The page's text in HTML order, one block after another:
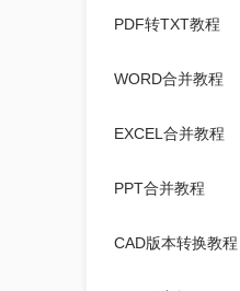
PDF转TXT教程
WORD合并教程
EXCEL合并教程
PPT合并教程
CAD版本转换教程